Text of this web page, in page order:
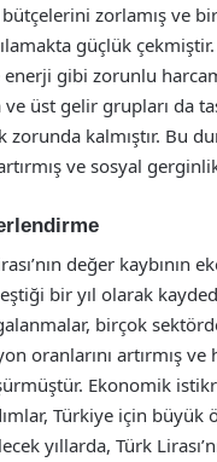
bütçelerini zorlamış ve
güçlük
enerji gibi zorunlu
üst gelir grupları da
zorunda kalmıştır. Bu
ve sosyal
değer kaybının
bir yıl olarak
birçok
oranlarını artırmış ve
Ekonomik
Türkiye için büyük
yıllarda, Türk